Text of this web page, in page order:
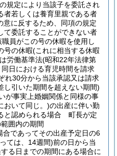
規定により当該子を委託され
者若しくは養育里親である者
に反するため、同項の規定
て委託することができない者
職員がこの号の休暇を使用し
号の休暇(これに相当する休暇
労働基準法(昭和22年法律第
日における育児時間を請求
れ30分から当該承認又は請求
し引いた期間を超えない期間)
が事実上婚姻関係と同様の事
おいて同じ。)の出産に伴い勤
と認められる場合 町長が定
囲内の期間
合であってその出産予定日の6
ては、14週間)前の日から当
る日までの期間にある場合に